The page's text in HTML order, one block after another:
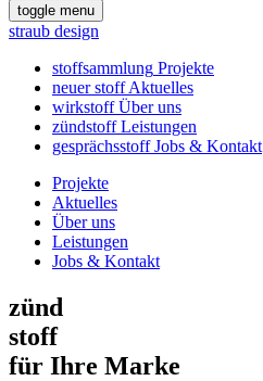
toggle menu
straub design
stoffsammlung Projekte
neuer stoff Aktuelles
wirkstoff Über uns
zündstoff Leistungen
gesprächsstoff Jobs & Kontakt
Projekte
Aktuelles
Über uns
Leistungen
Jobs & Kontakt
zünd
stoff
für Ihre Marke